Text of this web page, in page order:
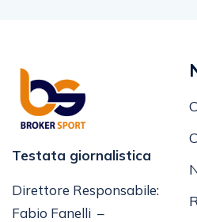
Testata giornalistica
Direttore Responsabile:
Fabio Fanelli –